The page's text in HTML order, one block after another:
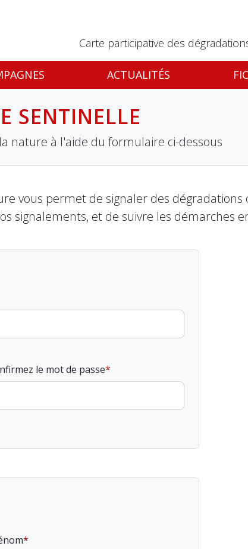
Carte participative des
ACTUALITÉS
SENTINELLE
nature à l'aide du formulaire ci-dessous
vous permet de signaler des dégradations
signalements, et de suivre les démarches
le mot de passe